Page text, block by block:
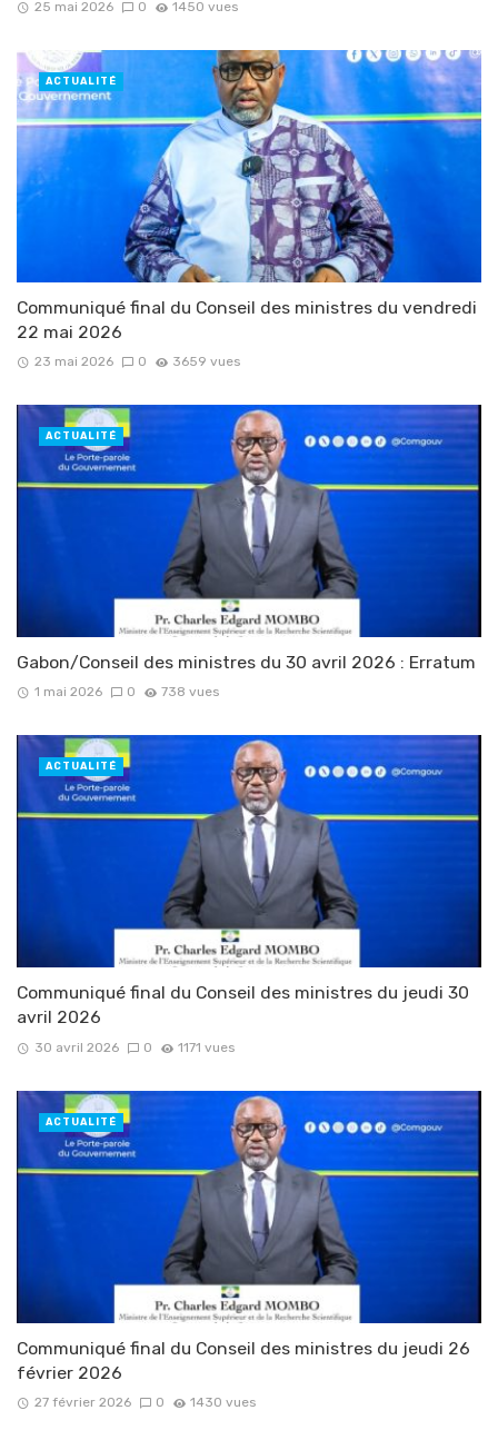
25 mai 2026 0 1450 vues
Communiqué final du Conseil des ministres du vendredi
22 mai 2026
23 mai 2026 0 3659 vues
ACTUALITÉ
Gabon/Conseil des ministres du 30 avril 2026 : Erratum
1 mai 2026 0 738 vues
ACTUALITÉ
Communiqué final du Conseil des ministres du jeudi 30
avril 2026
30 avril 2026 0 1171 vues
ACTUALITÉ
Communiqué final du Conseil des ministres du jeudi 26
février 2026
27 février 2026 0 1430 vues
ACTUALITÉ